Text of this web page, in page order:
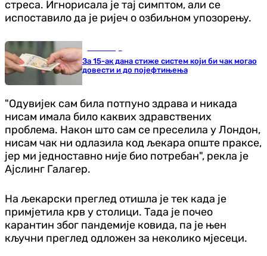
стреса. Игнорисала је тај симптом, али се
испоставило да је ријеч о озбиљном упозорењу.
За 15-ак дана стиже систем који би чак могао
довести и до појефтињења
"Одувијек сам била потпуно здрава и никада
нисам имала било каквих здравствених
проблема. Након што сам се преселила у Лондон,
нисам чак ни одлазила код љекара опште праксе,
јер ми једноставно није био потребан", рекла је
Ајслинг Галагер.
На љекарски преглед отишла је тек када је
примјетила крв у столици. Тада је почео
карантин због пандемије ковида, па је њен
кључни преглед одложен за неколико мјесеци.